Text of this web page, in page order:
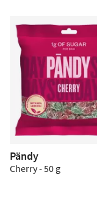
Pändy
Cherry - 50 g